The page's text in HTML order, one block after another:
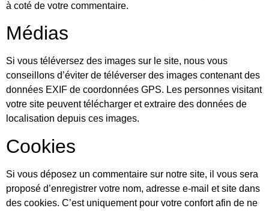
à coté de votre commentaire.
Médias
Si vous téléversez des images sur le site, nous vous
conseillons d’éviter de téléverser des images contenant des
données EXIF de coordonnées GPS. Les personnes visitant
votre site peuvent télécharger et extraire des données de
localisation depuis ces images.
Cookies
Si vous déposez un commentaire sur notre site, il vous sera
proposé d’enregistrer votre nom, adresse e-mail et site dans
des cookies. C’est uniquement pour votre confort afin de ne